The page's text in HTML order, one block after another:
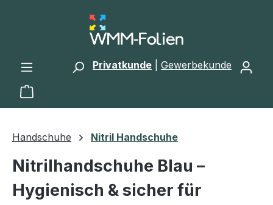
Zum Hauptinhalt springen
Privatkunde Gewerbekunde
Warenkorb enthält 0 Positionen. Der
Handschuhe Nitril Handschuhe
Nitrilhandschuhe Blau –
Hygienisch & sicher für